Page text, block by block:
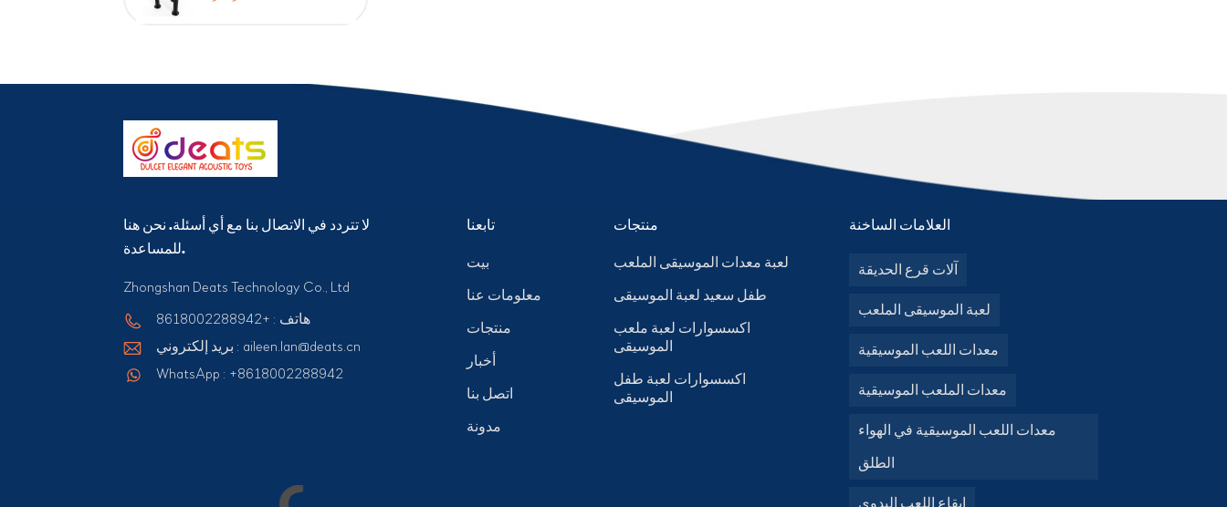
لا تتردد في الاتصال بنا مع أي أسئلة. نحن هنا
للمساعدة.
Zhongshan Deats Technology Co., Ltd
هاتف : +8618002288942
بريد إلكتروني : aileen.lan@deats.cn
WhatsApp : +8618002288942
تابعنا
بيت
معلومات عنا
منتجات
أخبار
اتصل بنا
مدونة
منتجات
لعبة معدات الموسيقى الملعب
طفل سعيد لعبة الموسيقى
اكسسوارات لعبة ملعب
الموسيقى
اكسسوارات لعبة طفل
الموسيقى
العلامات الساخنة
آلات قرع الحديقة
لعبة الموسيقى الملعب
معدات اللعب الموسيقية
معدات الملعب الموسيقية
معدات اللعب الموسيقية في الهواء
الطلق
إيقاع اللعب اليدوي